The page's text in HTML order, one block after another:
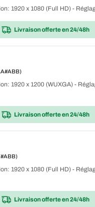
1920 x 1080 (Full HD) -
Livraison offerteen 24/48h
1920 x 1200 (WUXGA) -
Livraison offerteen 24/48h
1920 x 1080 (Full HD) -
Livraison offerteen 24/48h